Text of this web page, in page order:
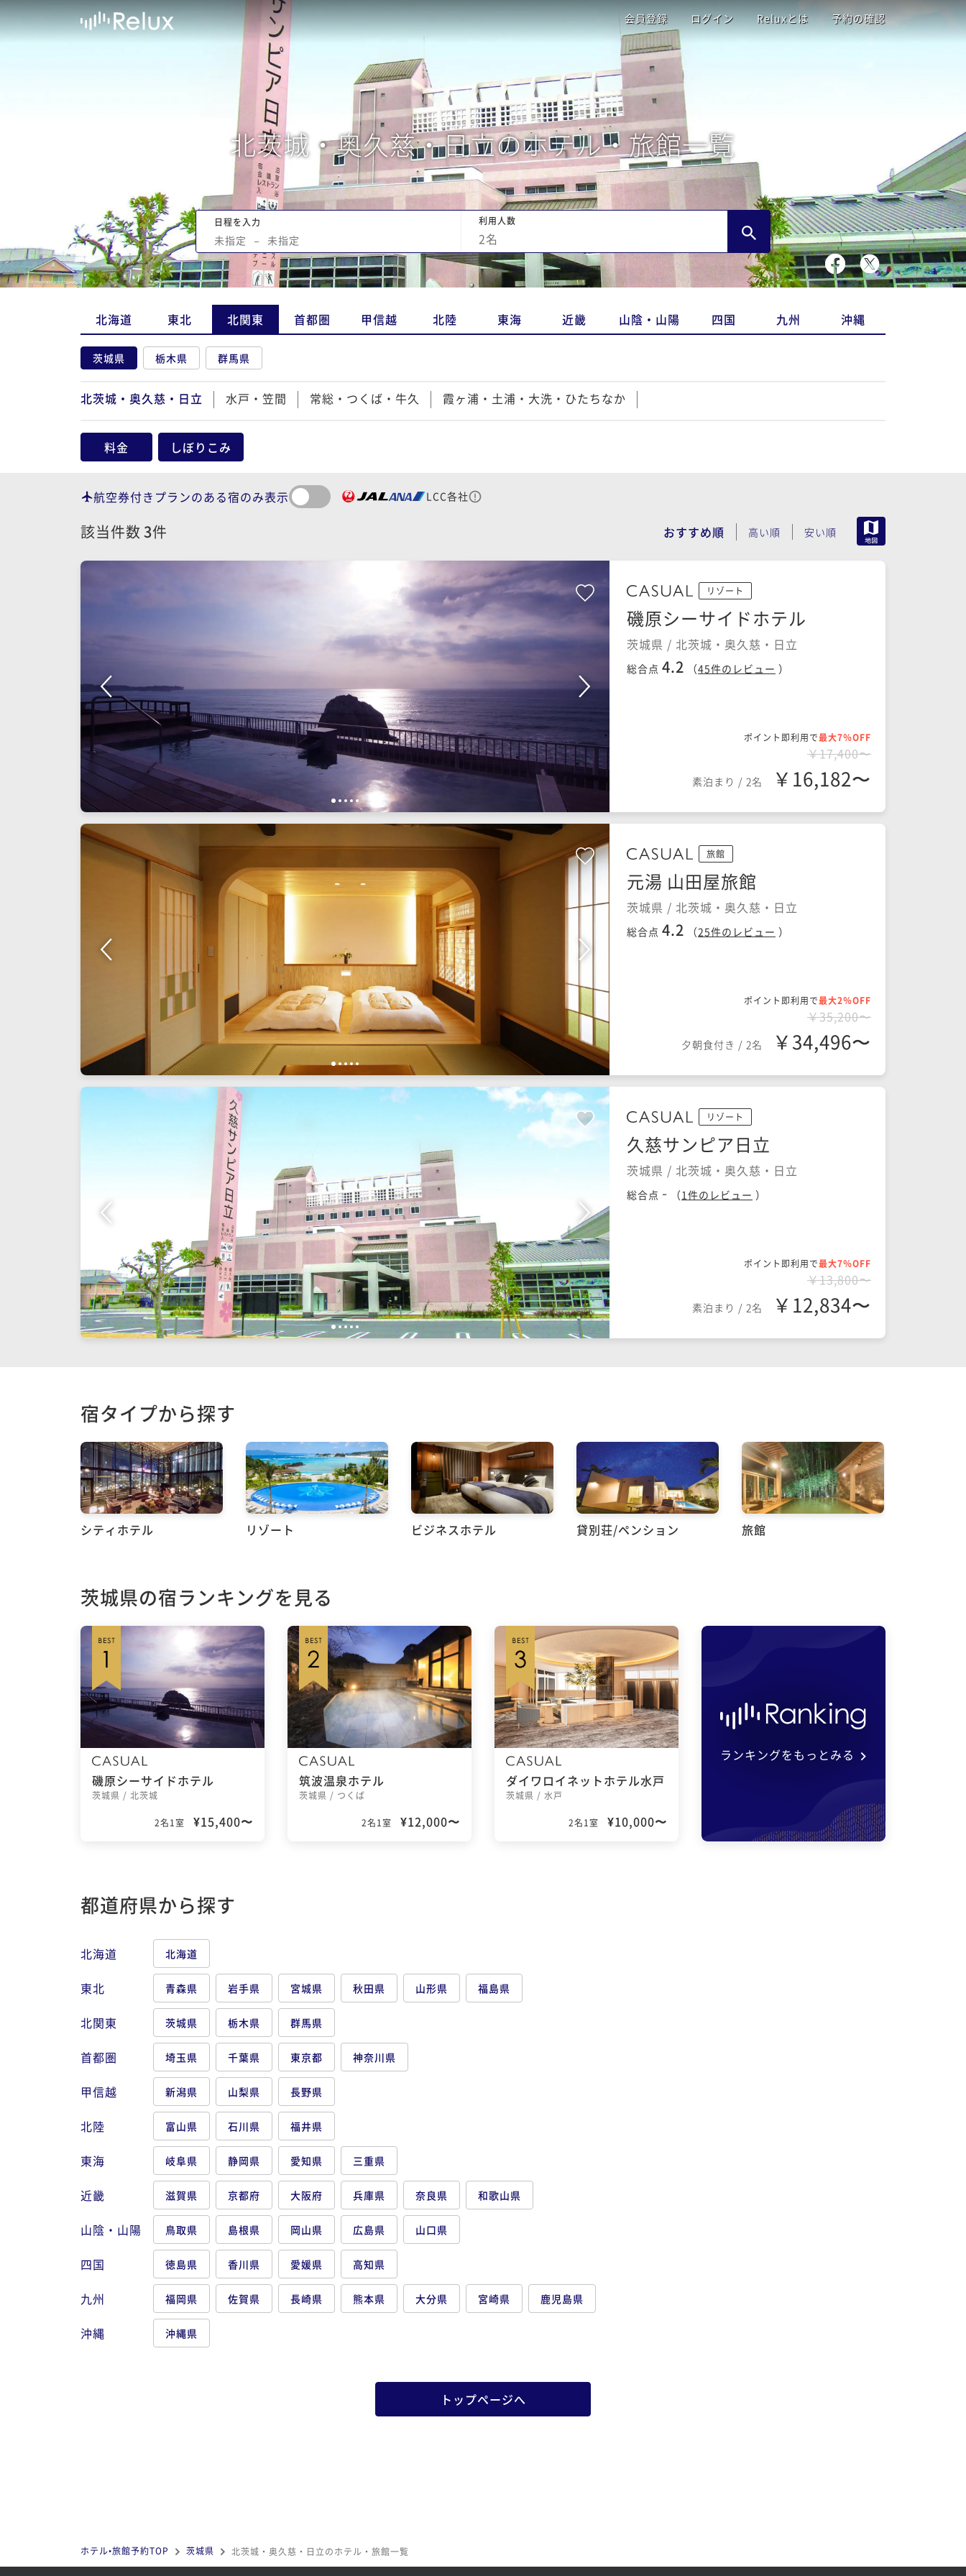
会員登録 ログイン Reluxとは 予約の確認
北茨城・奥久慈・日立のホテル・旅館一覧
日程を入力
未指定 − 未指定
利用人数
2名
北海道 東北 北関東 首都圏 甲信越 北陸 東海 近畿 山陰・山陽 四国 九州 沖縄
茨城県 栃木県 群馬県
北茨城・奥久慈・日立 水戸・笠間 常総・つくば・牛久 霞ヶ浦・土浦・大洗・ひたちなか
料金 しぼりこみ
航空券付きプランのある宿のみ表示 LCC各社
該当件数 3件 おすすめ順 高い順 安い順
1 2 3 4 5
リゾート
磯原シーサイドホテル
茨城県 / 北茨城・奥久慈・日立
総合点 4.2 （45件のレビュー ）
ポイント即利用で最大7％OFF
￥17,400〜
素泊まり / 2名 ￥16,182〜
1 2345
旅館
元湯 山田屋旅館
茨城県 / 北茨城・奥久慈・日立
総合点 4.2 （25件のレビュー ）
ポイント即利用で最大2％OFF
￥35,200〜
夕朝食付き / 2名 ￥34,496〜
1 234 5
リゾート
久慈サンピア日立
茨城県 / 北茨城・奥久慈・日立
総合点 - （1件のレビュー ）
ポイント即利用で最大7％OFF
￥13,800〜
素泊まり / 2名 ￥12,834〜
宿タイプから探す
シティホテル リゾート ビジネスホテル 貸別荘/ペンション 旅館
茨城県の宿ランキングを見る
磯原シーサイドホテル
茨城県 / 北茨城
2名1室 ¥15,400〜
筑波温泉ホテル
茨城県 / つくば
2名1室 ¥12,000〜
ダイワロイネットホテル水戸
茨城県 / 水戸
2名1室 ¥10,000〜
ランキングをもっとみる
都道府県から探す
北海道 北海道
東北 青森県 岩手県 宮城県 秋田県 山形県 福島県
北関東 茨城県 栃木県 群馬県
首都圏 埼玉県 千葉県 東京都 神奈川県
甲信越 新潟県 山梨県 長野県
北陸 富山県 石川県 福井県
東海 岐阜県 静岡県 愛知県 三重県
近畿 滋賀県 京都府 大阪府 兵庫県 奈良県 和歌山県
山陰・山陽 鳥取県 島根県 岡山県 広島県 山口県
四国 徳島県 香川県 愛媛県 高知県
九州 福岡県 佐賀県 長崎県 熊本県 大分県 宮崎県 鹿児島県
沖縄 沖縄県
トップページへ
ホテル•旅館予約TOP 茨城県 北茨城・奥久慈・日立のホテル・旅館一覧